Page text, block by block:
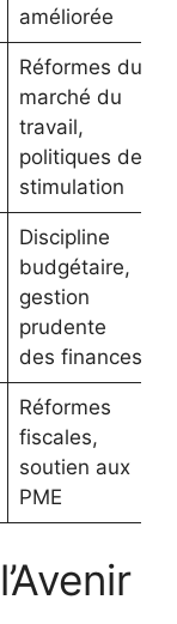
améliorée
Réformes du
marché du
travail,
politiques de
stimulation
Discipline
budgétaire,
gestion
prudente
des finances
Réformes
fiscales,
soutien aux
PME